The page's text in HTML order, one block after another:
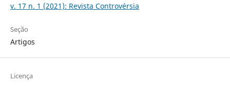
v. 17 n. 1 (2021): Revista Controvérsia
Seção
Artigos
Licença